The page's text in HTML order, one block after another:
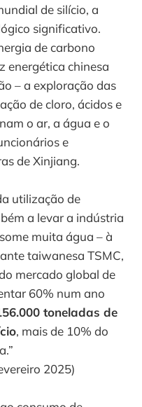
de silício, a
significativo.
de carbono
energética chinesa
– a exploração das
de cloro, ácidos e
o ar, a água e o
e
de Xinjiang.
utilização de
a levar a indústria
muita água – à
taiwanesa TSMC,
mercado global de
60% num ano
toneladas de
, mais de 10% do
2025)